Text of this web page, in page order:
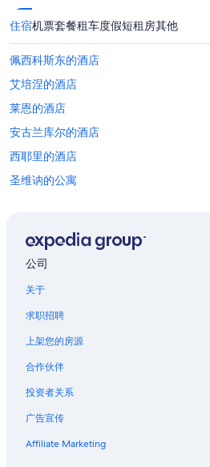
住宿机票套餐租车度假短租房其他
佩西科斯东的酒店
艾培涅的酒店
莱恩的酒店
安古兰库尔的酒店
西耶里的酒店
圣维讷的公寓
吕代的酒店
兰斯的城堡
位于兰斯的Hilton Hotels
梅斯的酒店
葛兰皮衣的酒店
马恩河畔沙蒂隆的酒店
巴尔鲁瓦地区利尼的酒店
公司
关于
求职招聘
上架您的房源
合作伙伴
投资者关系
广告宣传
Affiliate Marketing